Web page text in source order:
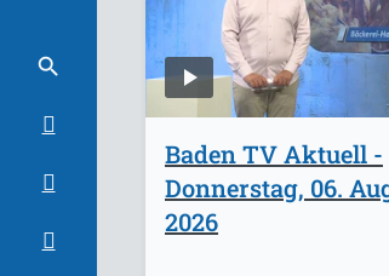
Baden TV Aktuell -
Donnerstag, 06.
2026